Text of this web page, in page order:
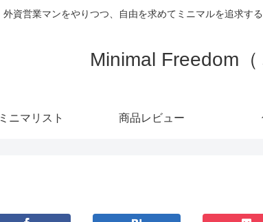
外資営業マンをやりつつ、自由を求めてミニマルを追求す
Minimal Freedom
ミニマリスト 商品レビュー